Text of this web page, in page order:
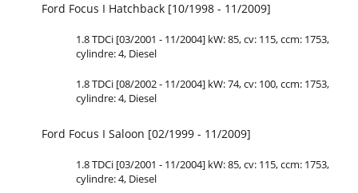
Ford Focus I Hatchback [10/1998 - 11/2009]
1.8 TDCi [03/2001 - 11/2004] kW: 85, cv: 115, ccm: 1753,
cylindre: 4, Diesel
1.8 TDCi [08/2002 - 11/2004] kW: 74, cv: 100, ccm: 1753,
cylindre: 4, Diesel
Ford Focus I Saloon [02/1999 - 11/2009]
1.8 TDCi [03/2001 - 11/2004] kW: 85, cv: 115, ccm: 1753,
cylindre: 4, Diesel